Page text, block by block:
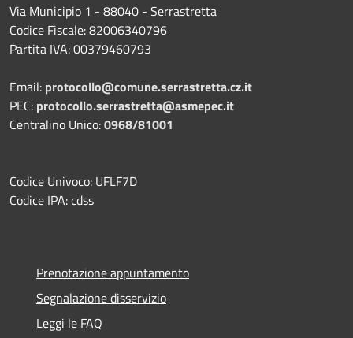
Via Municipio 1 - 88040 - Serrastretta
Codice Fiscale: 82006340796
Partita IVA: 00379460793
Email: protocollo@comune.serrastretta.cz.it
PEC: protocollo.serrastretta@asmepec.it
Centralino Unico:0968/81001
Codice Univoco: UFLF7D
Codice IPA: cdss
Prenotazione appuntamento
Segnalazione disservizio
Leggi le FAQ